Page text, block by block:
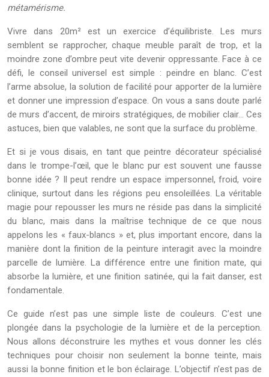
métamérisme.
Vivre dans 20m² est un exercice d’équilibriste. Les murs
semblent se rapprocher, chaque meuble paraît de trop, et la
moindre zone d’ombre peut vite devenir oppressante. Face à ce
défi, le conseil universel est simple : peindre en blanc. C’est
l’arme absolue, la solution de facilité pour apporter de la lumière
et donner une impression d’espace. On vous a sans doute parlé
de murs d’accent, de miroirs stratégiques, de mobilier clair… Ces
astuces, bien que valables, ne sont que la surface du problème.
Et si je vous disais, en tant que peintre décorateur spécialisé
dans le trompe-l’œil, que le blanc pur est souvent une fausse
bonne idée ? Il peut rendre un espace impersonnel, froid, voire
clinique, surtout dans les régions peu ensoleillées. La véritable
magie pour repousser les murs ne réside pas dans la simplicité
du blanc, mais dans la maîtrise technique de ce que nous
appelons les « faux-blancs » et, plus important encore, dans la
manière dont la finition de la peinture interagit avec la moindre
parcelle de lumière. La différence entre une finition mate, qui
absorbe la lumière, et une finition satinée, qui la fait danser, est
fondamentale.
Ce guide n’est pas une simple liste de couleurs. C’est une
plongée dans la psychologie de la lumière et de la perception.
Nous allons déconstruire les mythes et vous donner les clés
techniques pour choisir non seulement la bonne teinte, mais
aussi la bonne finition et le bon éclairage. L’objectif n’est pas de